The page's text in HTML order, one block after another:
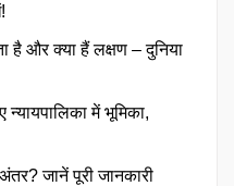
और क्या हैं लक्षण – दुनिया
न्यायपालिका में भूमिका,
जानें पूरी जानकारी